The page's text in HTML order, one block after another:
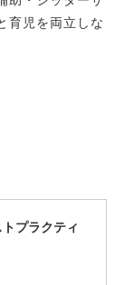
育児を両立しな
プラクティ